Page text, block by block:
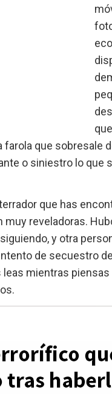
que sobresale
o siniestro lo que
que has
reveladoras.
y otra
de secuestro
mientras